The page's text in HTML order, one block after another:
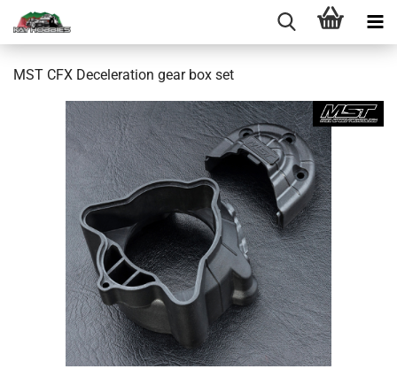
MST CFX Deceleration gear box set